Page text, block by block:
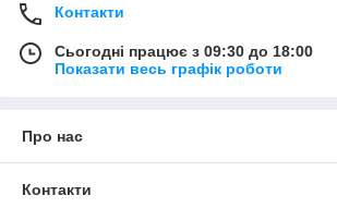
Контакти
Сьогодні працює з 09:30 до 18:00
Показати весь графік роботи
Про нас
Контакти